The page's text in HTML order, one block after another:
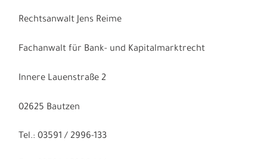
Rechtsanwalt Jens Reime
Fachanwalt für Bank- und Kapitalmarktrecht
Innere Lauenstraße 2
02625 Bautzen
Tel.: 03591 / 2996-133